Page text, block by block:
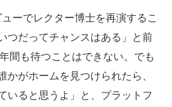
ーでレクター博士を再演するこ
つだってチャンスはある」と前
間も待つことはできない。でも
がホームを見つけられたら、
いると思うよ」と、プラットフ